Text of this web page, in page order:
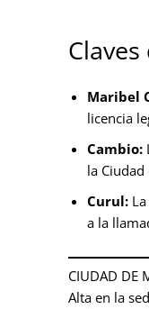
Maribel
licencia
Cambio:
la Ciudad
Curul:
a la
CIUDAD DE
Alta en la